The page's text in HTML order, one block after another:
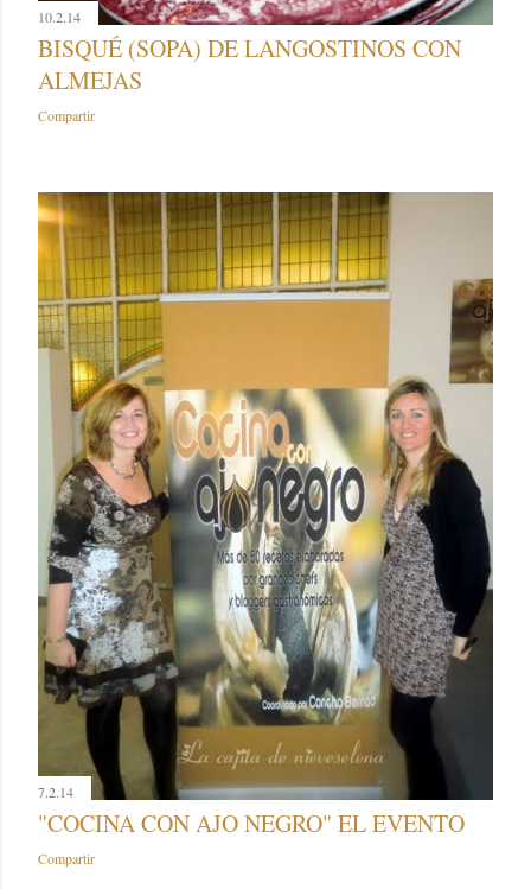
10.2.14
BISQUÉ (SOPA) DE LANGOSTINOS CON
ALMEJAS
Compartir
7.2.14
"COCINA CON AJO NEGRO" EL EVENTO
Compartir